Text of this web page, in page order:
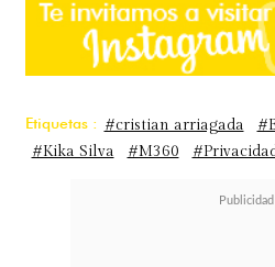
Etiquetas : #cristian arriagada
#Kika Silva
#M360